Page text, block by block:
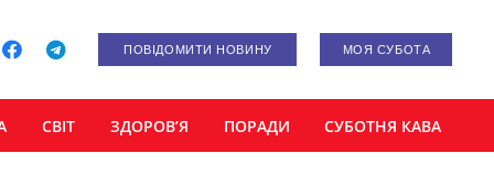
ПОВІДОМИТИ НОВИНУ МОЯ СУБОТА
СВІТ ЗДОРОВ’Я ПОРАДИ СУБОТНЯ КАВА